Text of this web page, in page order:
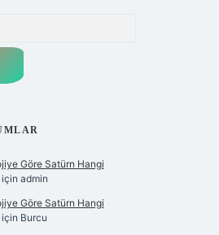
Göre Satürn Hangi
için admin
Göre Satürn Hangi
için Burcu